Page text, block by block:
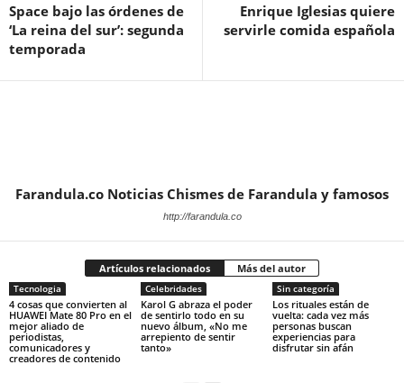
Space bajo las órdenes de
‘La reina del sur’: segunda
temporada
Enrique Iglesias quiere
servirle comida española
Farandula.co Noticias Chismes de Farandula y famosos
http://farandula.co
Artículos relacionados Más del autor
Tecnologia
4 cosas que convierten al
HUAWEI Mate 80 Pro en el
mejor aliado de
periodistas,
comunicadores y
creadores de contenido
Celebridades
Karol G abraza el poder
de sentirlo todo en su
nuevo álbum, «No me
arrepiento de sentir
tanto»
Sin categoría
Los rituales están de
vuelta: cada vez más
personas buscan
experiencias para
disfrutar sin afán